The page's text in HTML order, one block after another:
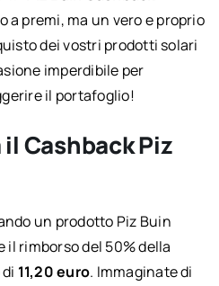
a premi, ma un vero e proprio
dei vostri prodotti solari
imperdibile per
il portafoglio!
Cashback Piz
un prodotto Piz Buin
rimborso del 50% della
11,20 euro. Immaginate di